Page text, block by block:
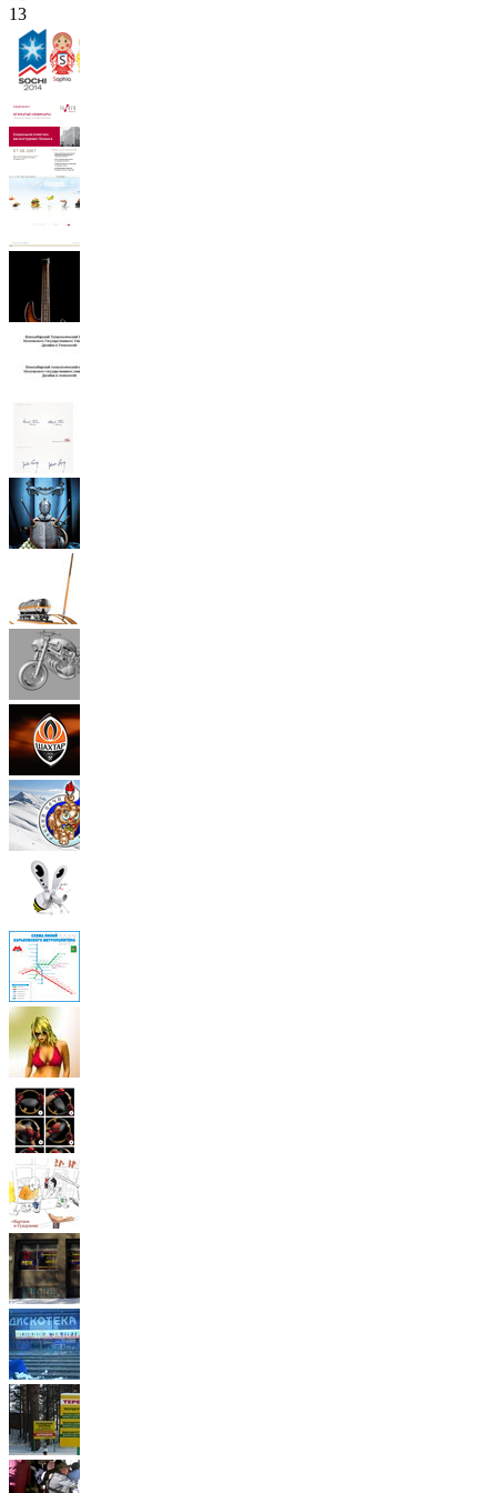
13